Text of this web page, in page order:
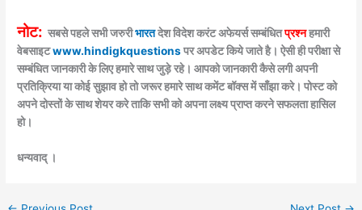
नोट: सबसे पहले सभी जरुरीभारतदेश विदेश करंट अफेयर्स सम्बंधितप्रश्नहमारी
वेबसाइटwww.hindigkquestionsपर अपडेट किये जाते है। ऐसी ही परीक्षा से
सम्बंधित जानकारी के लिए हमारे साथ जुड़े रहे। आपको जानकारी कैसे लगी अपनी
प्रतिक्रिया या कोई सुझाव हो तो जरूर हमारे साथ कमेंट बॉक्स में साँझा करे। पोस्ट को
अपने दोस्तों के साथ शेयर करे ताकि सभी को अपना लक्ष्य प्राप्त करने सफलता हासिल
हो।
धन्यवाद् ।